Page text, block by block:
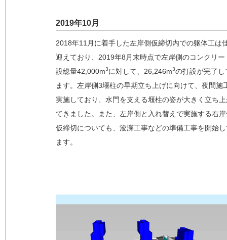
2019年10月
2018年11月に着手した左岸側仮締切内での躯体工は
迎えており、2019年8月末時点で左岸側のコンクリー
設総量42,000m3に対して、26,246m3の打設が完了し
ます。左岸側3堰柱の早期立ち上げに向けて、夜間施
実施しており、水門を支える堰柱の姿が大きく立ち
てきました。また、左岸側と入れ替えで実施する右
仮締切についても、浚渫工事などの準備工事を開始
ます。